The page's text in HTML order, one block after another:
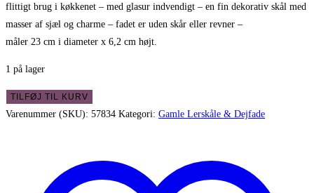
flittigt brug i køkkenet – med glasur indvendigt – en fin dekorativ skål med
masser af sjæl og charme – fadet er uden skår eller revner –
måler 23 cm i diameter x 6,2 cm højt.
1 på lager
Svensk
gammel
TILFØJ TIL KURV
Varenummer (SKU): 57834 Kategori: Gamle Lerskåle & Dejfade